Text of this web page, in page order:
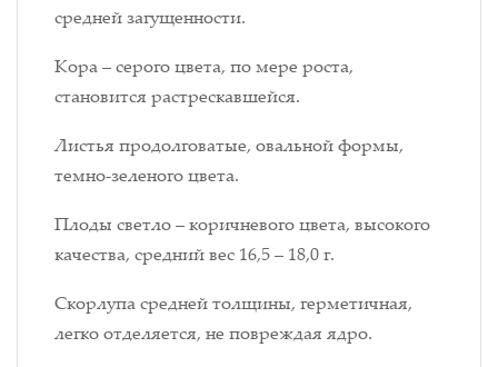
средней загущенности.
Кора – серого цвета, по мере роста,
становится растрескавшейся.
Листья продолговатые, овальной формы,
темно-зеленого цвета.
Плоды светло – коричневого цвета, высокого
качества, средний вес 16,5 – 18,0 г.
Скорлупа средней толщины, герметичная,
легко отделяется, не повреждая ядро.